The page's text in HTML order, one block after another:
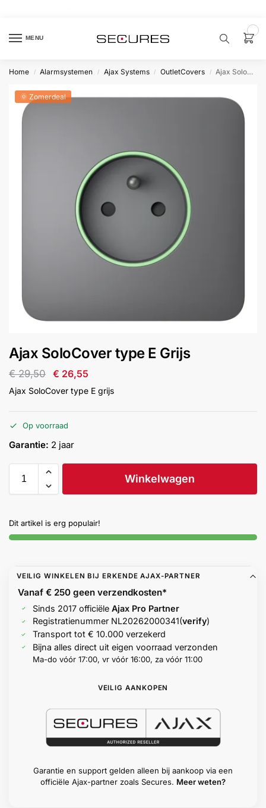
MENU
product…
samenstellen
&
Intercom
Inbraakbeveiliging
Merken
Help &
Home / Alarmsystemen / Ajax Systems / OutletCovers / Ajax SoloCover type E Grijs
🌞 Zomerdeal
Ajax SoloCover type E Grijs
€29,50 € 26,55
Ajax SoloCover type E grijs
Op voorraad
Garantie: 2 jaar
Winkelwagen
Dit artikel is erg populair!
VEILIG WINKELEN BIJ ERKENDE AJAX-PARTNER
Vanaf € 250 geenverzendkosten*
Sinds 2017 officiële Ajax Pro Partner
Registratienummer NL20262000341(verify)
Transport tot € 10.000 verzekerd
Bijna alles direct uit eigen voorraad verzonden
Ma-do vóór 17:00, vr vóór 16:00, za vóór 11:00
VEILIG AANKOPEN
Garantie en support gelden alleen bij aankoop via een
officiële Ajax-partner zoals Secures. Meer weten?